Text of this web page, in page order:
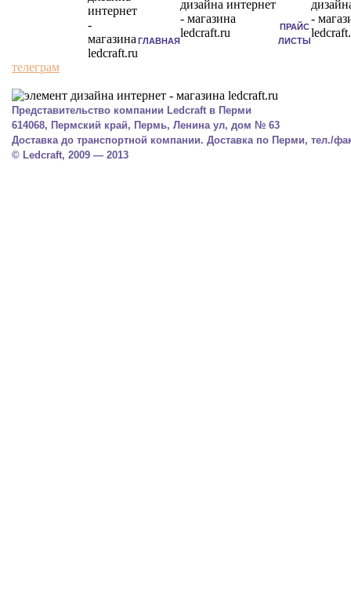
ГЛАВНАЯ
ПРАЙС
ЛИСТЫ
телеграм
Представительство компании Ledcraft в Перми
614068, Пермский край, Пермь, Ленина ул, дом № 63
Доставка до транспортной компании. Доставка по Перми, тел./
© Ledcraft, 2009 — 2013